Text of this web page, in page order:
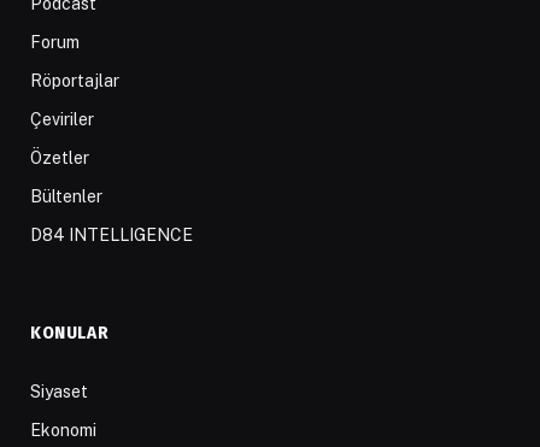
Forum
Röportajlar
Çeviriler
Özetler
Bültenler
D84 INTELLIGENCE
KONULAR
Siyaset
Ekonomi